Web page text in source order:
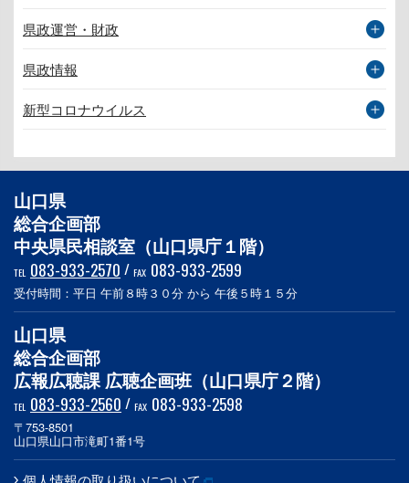
県政運営・財政
県政情報
新型コロナウイルス
山口県
総合企画部
中央県民相談室（山口県庁１階）
TEL 083-933-2570 / FAX 083-933-2599
受付時間：平日 午前８時３０分 から 午後５時１５分
山口県
総合企画部
広報広聴課 広聴企画班（山口県庁２階）
TEL 083-933-2560 / FAX 083-933-2598
〒753-8501
山口県山口市滝町1番1号